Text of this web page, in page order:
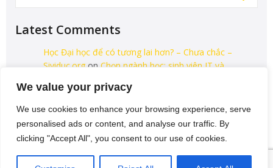
We value your privacy
We use cookies to enhance your browsing experience, serve
personalised ads or content, and analyse our traffic. By
clicking "Accept All", you consent to our use of cookies.
Latest Comments
Học Đại học để có tương lai hơn? – Chưa chắc –
Sividuc.orgon Chọn ngành học: sinh viên IT và
12/08/2016
[…] lại thì lại thiếu các kĩ năng của một người
thợ. Theo Tagesschau.de Bonus: Chọn ngành